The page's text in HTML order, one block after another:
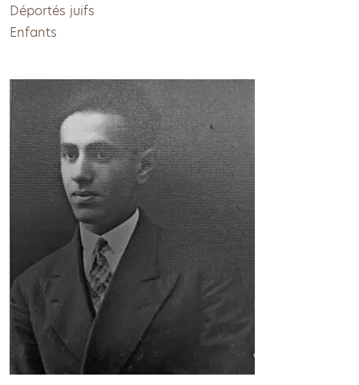
Déportés juifs
Enfants